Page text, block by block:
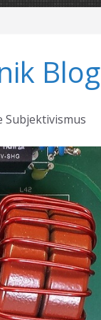
Blog
Subjektivismus